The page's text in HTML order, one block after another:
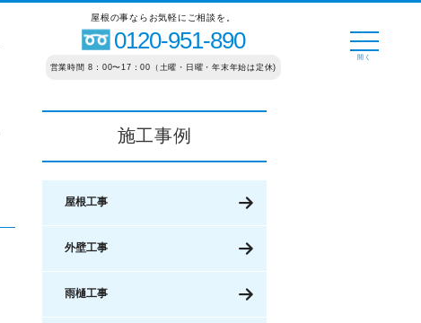
屋根の事ならお気軽にご相談を。
0120-951-890
営業時間 8：00〜17：00（土曜・日曜・年末年始は定休)
施工事例
屋根工事
外壁工事
雨樋工事